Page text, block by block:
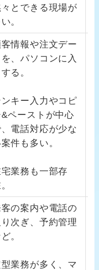
とできる現場が
。
情報や注文デー
を、パソコンに入
る。
ンキー入力やコピ
&ペーストが中心
電話対応が少な
件も多い。
業務も一部存
の案内や電話の
次ぎ、予約管理
。
業務が多く、マ